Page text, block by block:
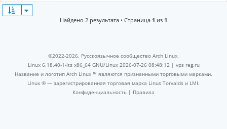
Найдено 2 результата • Страница 1 из 1
©2022-2026, Русскоязычное сообщество Arch Linux.
Linux 6.18.40-1-lts x86_64 GNU/Linux 2026-07-26 08:48:12 | vps reg.ru
Название и логотип Arch Linux ™ являются признанными торговыми марками.
Linux ® — зарегистрированная торговая марка Linus Torvalds и LMI.
Конфиденциальность | Правила